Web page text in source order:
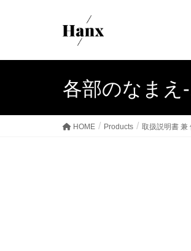
各部のなまえ
HOME Products 取扱説明書 兼